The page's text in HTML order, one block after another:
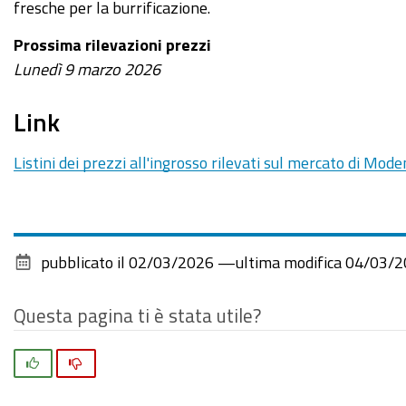
fresche per la burrificazione.
Prossima rilevazioni prezzi
Lunedì 9 marzo 2026
Link
Listini dei prezzi all'ingrosso rilevati sul mercato di
pubblicato il 02/03/2026 —ultima modifica 04/03/
Questa pagina ti è stata utile?